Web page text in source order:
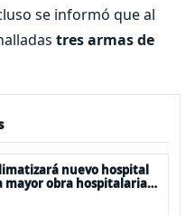
se informó que al
tres armas de
nuevo hospital
mayor obra hospitalaria